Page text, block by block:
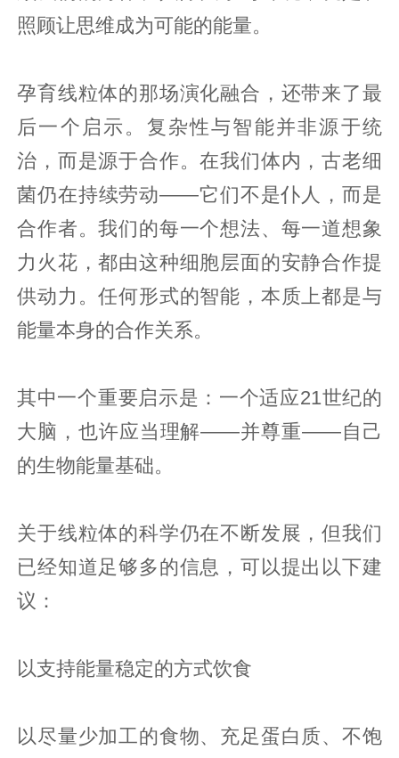
照顾让思维成为可能的能量。
孕育线粒体的那场演化融合，还带来了最
后一个启示。复杂性与智能并非源于统
治，而是源于合作。在我们体内，古老细
菌仍在持续劳动——它们不是仆人，而是
合作者。我们的每一个想法、每一道想象
力火花，都由这种细胞层面的安静合作提
供动力。任何形式的智能，本质上都是与
能量本身的合作关系。
其中一个重要启示是：一个适应21世纪的
大脑，也许应当理解——并尊重——自己
的生物能量基础。
关于线粒体的科学仍在不断发展，但我们
已经知道足够多的信息，可以提出以下建
议：
以支持能量稳定的方式饮食
以尽量少加工的食物、充足蛋白质、不饱